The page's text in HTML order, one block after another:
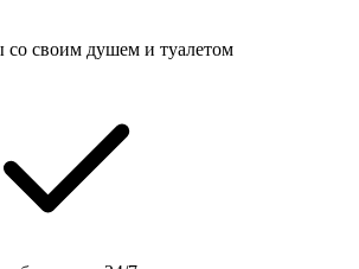
своим душем и туалетом